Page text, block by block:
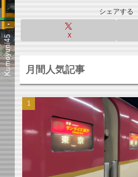
シェアする
X
月間人気記事